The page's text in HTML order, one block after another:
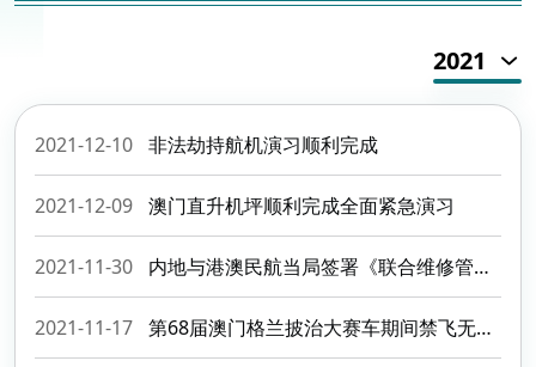
2021
2021-12-10 非法劫持航机演习顺利完成
2021-12-09 澳门直升机坪顺利完成全面紧急演习
2021-11-30 内地与港澳民航当局签署《联合维修管理合作安排》
2021-11-17 第68届澳门格兰披治大赛车期间禁飞无人机